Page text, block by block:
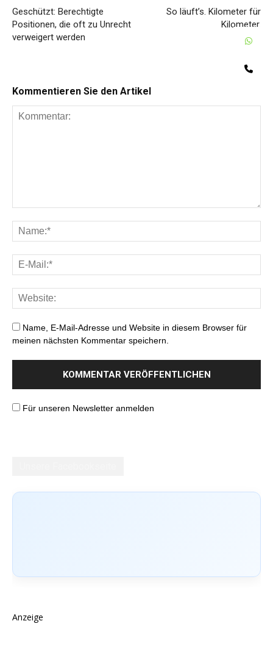
Geschützt: Berechtigte
Positionen, die oft zu Unrecht
verweigert werden
So läuft’s. Kilometer für
Kilometer.
Kommentieren Sie den Artikel
Name, E-Mail-Adresse und Website in diesem Browser für
meinen nächsten Kommentar speichern.
Für unseren Newsletter anmelden
Anzeige